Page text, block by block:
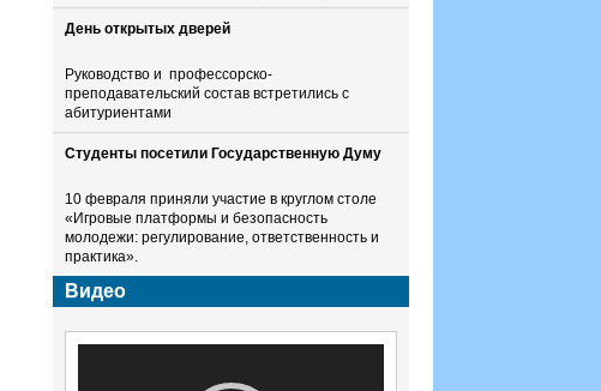
День открытых дверей
Руководство и профессорско-
преподавательский состав встретились с
абитуриентами
Студенты посетили Государственную Думу
10 февраля приняли участие в круглом столе
«Игровые платформы и безопасность
молодежи: регулирование, ответственность и
практика».
Видео